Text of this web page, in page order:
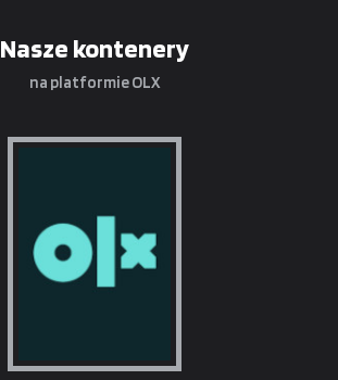
Nasze kontenery
na platformie OLX